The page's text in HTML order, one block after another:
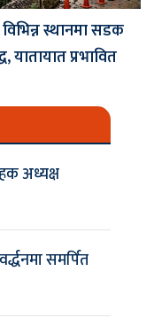
स्थानमा सडक
यातायात प्रभावित
अध्यक्ष
समर्पित